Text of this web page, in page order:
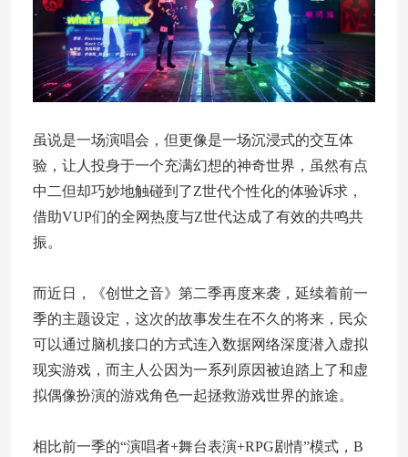
虽说是一场演唱会，但更像是一场沉浸式的交互体
验，让人投身于一个充满幻想的神奇世界，虽然有点
中二但却巧妙地触碰到了Z世代个性化的体验诉求，
借助VUP们的全网热度与Z世代达成了有效的共鸣共
振。
而近日，《创世之音》第二季再度来袭，延续着前一
季的主题设定，这次的故事发生在不久的将来，民众
可以通过脑机接口的方式连入数据网络深度潜入虚拟
现实游戏，而主人公因为一系列原因被迫踏上了和虚
拟偶像扮演的游戏角色一起拯救游戏世界的旅途。
相比前一季的“演唱者+舞台表演+RPG剧情”模式，B